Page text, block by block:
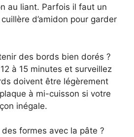
au liant. Parfois il faut un
d’amidon pour garder
des bords bien dorés ?
à 15 minutes et surveillez
doivent être légèrement
à mi-cuisson si votre
inégale.
formes avec la pâte ?